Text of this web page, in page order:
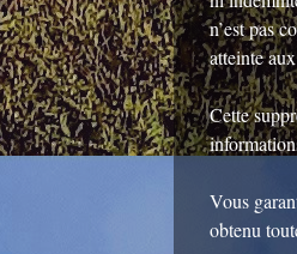
n’est pas
atteinte
Cette
Vous
obtenu